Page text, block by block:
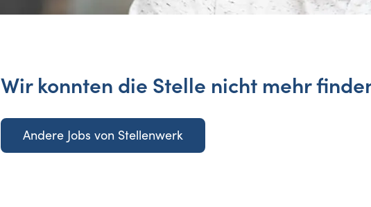
Wir konnten die Stelle nicht mehr
Andere Jobs von Stellenwerk